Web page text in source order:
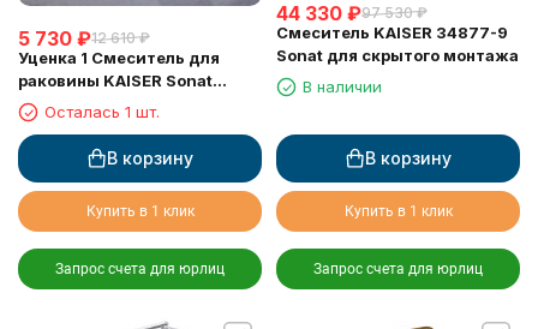
5 730 ₽12 610 ₽
Уценка 1 Смеситель для
раковины KAISER Sonat
34011-1Br
Осталась 1 шт.
В корзину
Купить в 1 клик
Запрос счета для юрлиц
44 330 ₽97 530 ₽
Смеситель KAISER 34877-9
Sonat для скрытого монтажа
В наличии
В корзину
Купить в 1 клик
Запрос счета для юрлиц